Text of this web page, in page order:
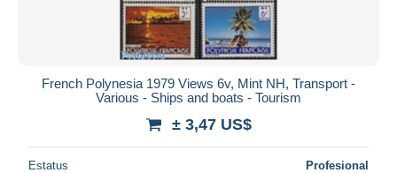
French Polynesia 1979 Views 6v, Mint NH, Transport -
Various - Ships and boats - Tourism
± 3,47 US$
Estatus Profesional